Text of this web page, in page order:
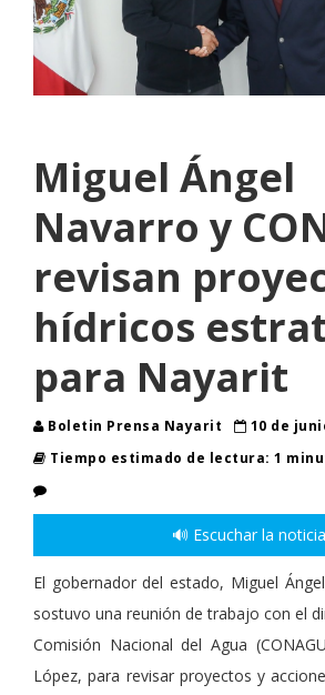
Miguel Ángel
Navarro y
revisan
hídricos
para Nayarit
Boletin Prensa Nayarit
10 de
Tiempo estimado de lectura: 1
🔊 Escuchar la noticia
El gobernador del estado, Miguel
sostuvo una reunión de trabajo con el
Comisión Nacional del Agua
López, para revisar proyectos y